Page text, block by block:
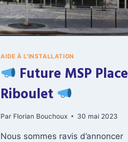
C
T
L
S
I
N
E
E
’
N
T
AIDE À L'INSTALLATION
Future MSP Place
Riboulet
Par Florian Bouchoux 30 mai 2023
Nous sommes ravis d’annoncer